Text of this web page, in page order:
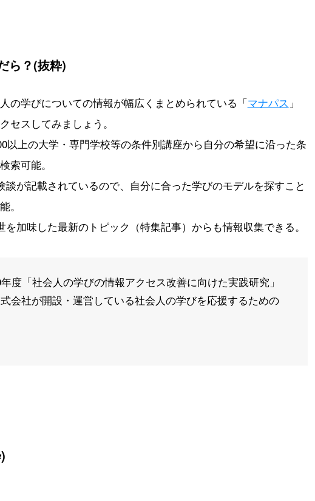
ら？(抜粋)
の学びについての情報が幅広くまとめられている「マナパス 」
セスしてみましょう。
以上の大学・専門学校等の条件別講座から自分の希望に沿った条
索可能。
談が記載されているので、自分に合った学びのモデルを探すこと
。
を加味した最新のトピック（特集記事）からも情報収集できる。
度「社会人の学びの情報アクセス改善に向けた実践研究」
会社が開設・運営している社会人の学びを応援するための